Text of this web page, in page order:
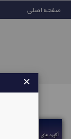
صفحه اصلی
×